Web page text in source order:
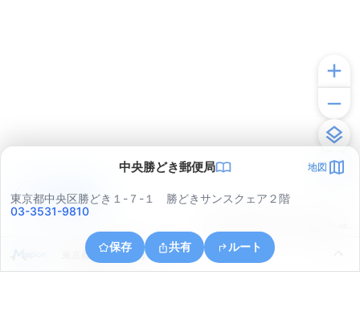
中央勝どき郵便局 地図
東京都中央区勝どき１-７-１ 勝どきサンスクェア２階
03-3531-9810
保存 共有 ルート
東京都港区海岸３丁目
アプリで見る